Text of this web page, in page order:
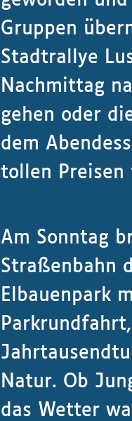
Gruppen
Stadtrallye
Nachmittag
gehen oder
dem
tollen
Am Sonntag
Straßenbahn
Elbauenpark
Natur. Ob
das Wetter